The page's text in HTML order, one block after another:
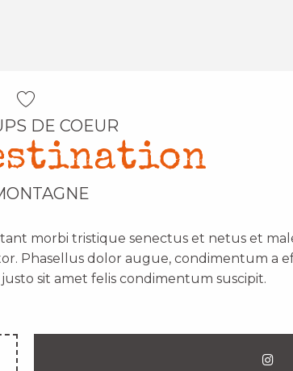
DE COEUR
morbi tristique senectus et netus et
Phasellus dolor augue, condimentum a
sit amet felis condimentum suscipit.